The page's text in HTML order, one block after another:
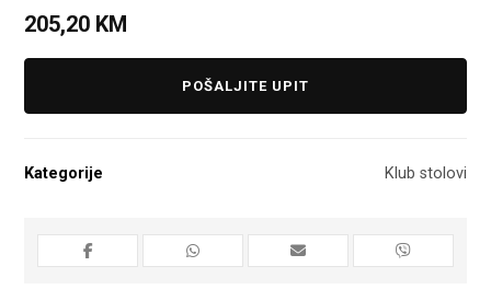
205,20 KM
POŠALJITE UPIT
Kategorije Klub stolovi